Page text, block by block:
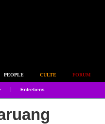
PEOPLE CULTE FORUM
Entretiens